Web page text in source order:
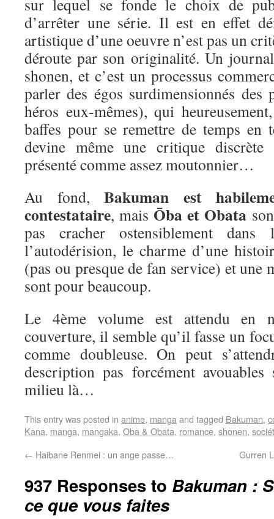
sur lequel se fonde le choix de
d’arrêter une série. Il est en effet
artistique d’une oeuvre n’est pas un
déroute par son originalité. Un
shonen, et c’est un processus
parler des égos surdimensionnés des
héros eux-mêmes), qui
baffes pour se remettre de temps en
devine même une critique
présenté comme assez moutonnier…
Au fond, Bakuman est
contestataire, mais Ōba et Obata
pas cracher ostensiblement dans
l’autodérision, le charme d’une
(pas ou presque de fan service) et une
sont pour beaucoup.
Le 4ème volume est attendu en
couverture, il semble qu’il fasse un
comme doubleuse. On peut
description pas forcément
milieu là…
This entry was posted in anime, manga and tagged Bakuman,
Kana, manga, mangaka, Oba & Obata, romance, shonen,
← Haibane Renmei : un ange passe… Gurren
937 Responses to Bakuman :
ce que vous faites